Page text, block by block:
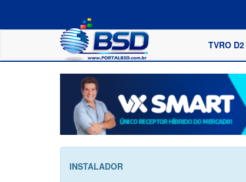
TVRO D2
INSTALADOR